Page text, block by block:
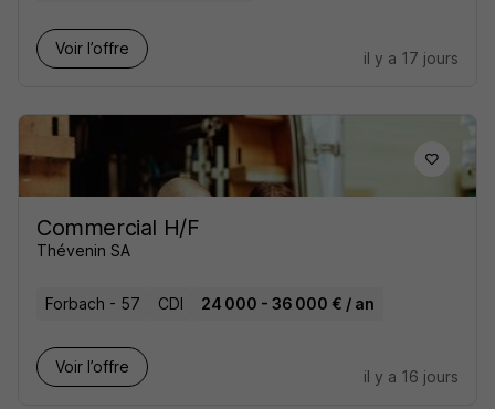
Voir l’offre
il y a 17 jours
Commercial H/F
Thévenin SA
Forbach - 57 CDI 24 000 - 36 000 € / an
Voir l’offre
il y a 16 jours